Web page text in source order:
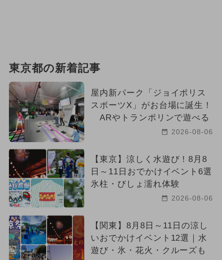
東京都の新着記事
屋内新パーク「ジョイポリス
スポーツX」がお台場に誕生！
ARやトランポリンで遊べる
2026-08-06
【東京】涼しく水遊び！8月8
日～11日おでかけイベント6選
氷柱・びしょ濡れ体験
2026-08-06
【関東】8月8日～11日の涼し
いおでかけイベント12選｜水
遊び・氷・花火・クルーズも